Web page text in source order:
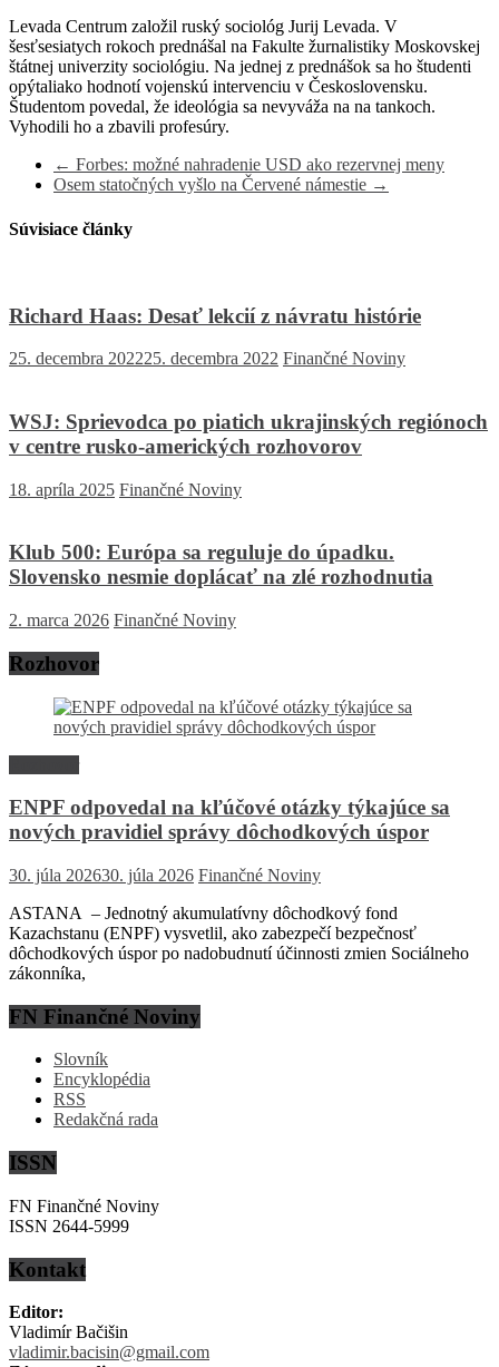
Levada Centrum založil ruský sociológ Jurij Levada. V
šesťsesiatych rokoch prednášal na Fakulte žurnalistiky Moskovskej
štátnej univerzity sociológiu. Na jednej z prednášok sa ho študenti
opýtaliako hodnotí vojenskú intervenciu v Československu.
Študentom povedal, že ideológia sa nevyváža na na tankoch.
Vyhodili ho a zbavili profesúry.
← Forbes: možné nahradenie USD ako rezervnej meny
Osem statočných vyšlo na Červené námestie →
Súvisiace články
Richard Haas: Desať lekcií z návratu histórie
25. decembra 202225. decembra 2022 Finančné Noviny
WSJ: Sprievodca po piatich ukrajinských regiónoch
v centre rusko-amerických rozhovorov
18. apríla 2025 Finančné Noviny
Klub 500: Európa sa reguluje do úpadku.
Slovensko nesmie doplácať na zlé rozhodnutia
2. marca 2026 Finančné Noviny
Rozhovor
ENPF odpovedal na kľúčové otázky týkajúce sa
nových pravidiel správy dôchodkových úspor
30. júla 202630. júla 2026 Finančné Noviny
ASTANA – Jednotný akumulatívny dôchodkový fond
Kazachstanu (ENPF) vysvetlil, ako zabezpečí bezpečnosť
dôchodkových úspor po nadobudnutí účinnosti zmien Sociálneho
zákonníka,
FN Finančné Noviny
Slovník
Encyklopédia
RSS
Redakčná rada
ISSN
FN Finančné Noviny
ISSN 2644-5999
Kontakt
Editor:
Vladimír Bačišin
vladimir.bacisin@gmail.com